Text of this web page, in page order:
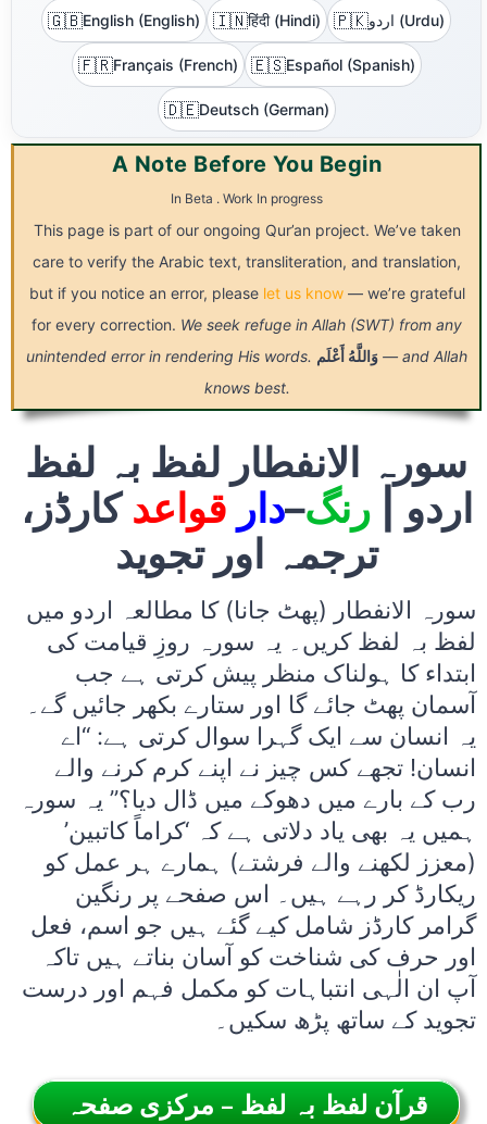
🇬🇧English (English) 🇮🇳हिंदी (Hindi) 🇵🇰 اردو (Urdu)
🇫🇷Français (French) 🇪🇸Español (Spanish)
🇩🇪Deutsch (German)
A Note Before You Begin
In Beta . Work In progress
This page is part of our ongoing Qur’an project. We’ve taken
care to verify the Arabic text, transliteration, and translation,
but if you notice an error, please let us know— we’re grateful
for every correction. We seek refuge in Allah (SWT) from any
unintended error in rendering His words.
وَاللَّهُ أَعْلَم
— and Allah
knows best.
سورہ الانفطار لفظ بہ لفظ
اردو |رنگ–دار قواعدکارڈز،
ترجمہ اور تجوید
سورہ الانفطار (پھٹ جانا) کا مطالعہ اردو میں
لفظ بہ لفظ کریں۔ یہ سورہ روزِ قیامت کی
ابتداء کا ہولناک منظر پیش کرتی ہے جب
آسمان پھٹ جائے گا اور ستارے بکھر جائیں گے۔
یہ انسان سے ایک گہرا سوال کرتی ہے: “اے
انسان! تجھے کس چیز نے اپنے کرم کرنے والے
رب کے بارے میں دھوکے میں ڈال دیا؟” یہ سورہ
ہمیں یہ بھی یاد دلاتی ہے کہ ‘کراماً کاتبین’
(معزز لکھنے والے فرشتے) ہمارے ہر عمل کو
ریکارڈ کر رہے ہیں۔ اس صفحے پر رنگین
گرامر کارڈز شامل کیے گئے ہیں جو اسم، فعل
اور حرف کی شناخت کو آسان بناتے ہیں تاکہ
آپ ان الٰہی انتباہات کو مکمل فہم اور درست
تجوید کے ساتھ پڑھ سکیں۔
قرآن لفظ بہ لفظ – مرکزی صفحہ